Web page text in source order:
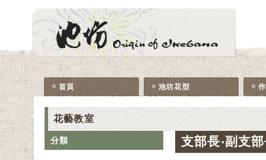
首頁 池坊花型
花藝教室
分類 支部長‧副支